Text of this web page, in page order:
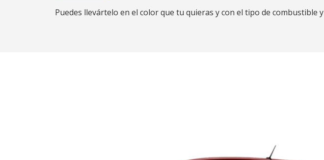
Puedes llevártelo en el color que tu quieras y con el tipo de combustible